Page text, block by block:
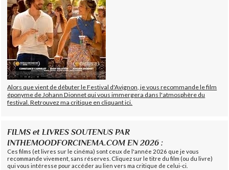
Alors que vient de débuter le Festival d'Avignon, je vous recommande le film
éponyme de Johann Dionnet qui vous immergera dans l'atmosphère du
festival. Retrouvez ma critique en cliquant ici.
FILMS et LIVRES SOUTENUS PAR
INTHEMOODFORCINEMA.COM EN 2026 :
Ces films (et livres sur le cinéma) sont ceux de l'année 2026 que je vous
recommande vivement, sans réserves. Cliquez sur le titre du film (ou du livre)
qui vous intéresse pour accéder au lien vers ma critique de celui-ci.